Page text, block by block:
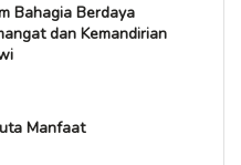
Bahagia Berdaya
dan Kemandirian
Manfaat